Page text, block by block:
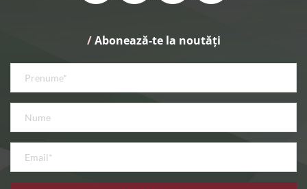
/ Abonează-te la noutăți